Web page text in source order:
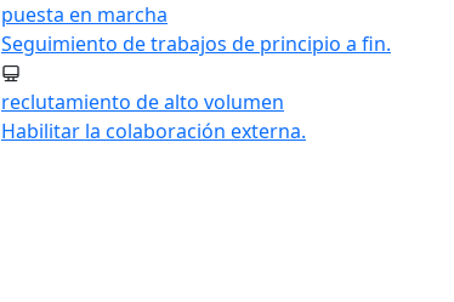
puesta en marcha
Seguimiento de trabajos de principio a fin.
reclutamiento de alto volumen
Habilitar la colaboración externa.